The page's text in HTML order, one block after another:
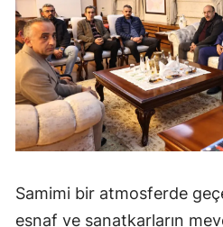
Samimi bir atmosferde
esnaf ve sanatkarların